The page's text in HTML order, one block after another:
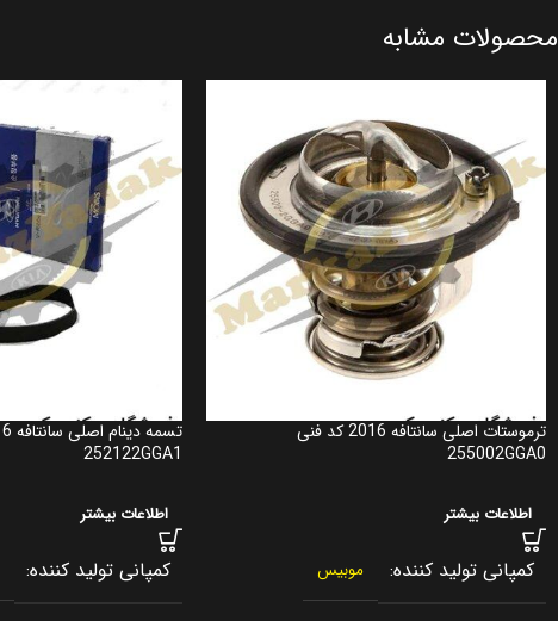
محصولات مشابه
ترموستات اصلی سانتافه 2016 کد فنی
255002GGA0
اطلاعات بیشتر
کمپانی تولید کننده موبیس
252122GGA1
اطلاعات بیشتر
کمپانی تولید کننده